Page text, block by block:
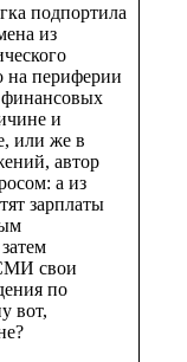
подпортила
из
на периферии
финансовых
и
или же в
автор
а из
зарплаты
свои
по
вот,